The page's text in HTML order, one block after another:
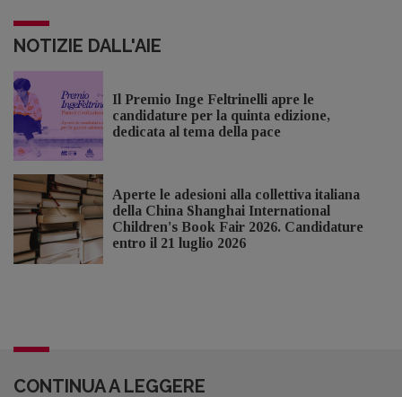
NOTIZIE DALL'AIE
Il Premio Inge Feltrinelli apre le
candidature per la quinta edizione,
dedicata al tema della pace
Aperte le adesioni alla collettiva italiana
della China Shanghai International
Children's Book Fair 2026. Candidature
entro il 21 luglio 2026
CONTINUA A LEGGERE